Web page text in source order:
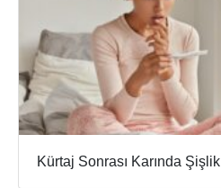
Kürtaj Sonrası Karında Şişlik